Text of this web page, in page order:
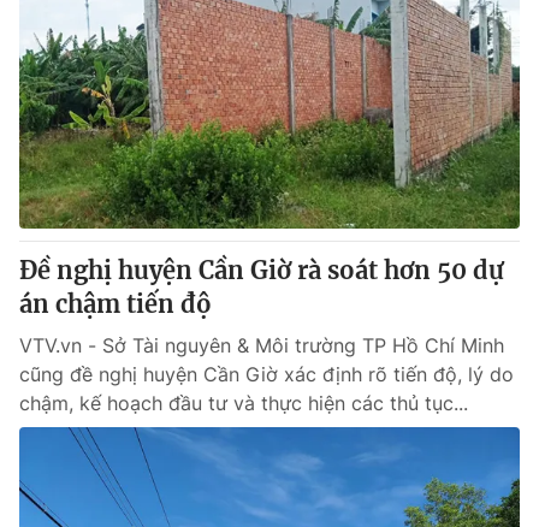
Đề nghị huyện Cần Giờ rà soát hơn 50 dự
án chậm tiến độ
VTV.vn - Sở Tài nguyên & Môi trường TP Hồ Chí Minh
cũng đề nghị huyện Cần Giờ xác định rõ tiến độ, lý do
chậm, kế hoạch đầu tư và thực hiện các thủ tục...